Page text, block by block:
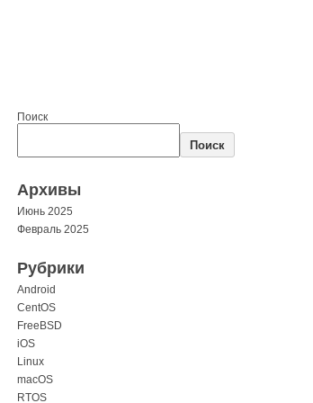
Поиск
Поиск
Архивы
Июнь 2025
Февраль 2025
Рубрики
Android
CentOS
FreeBSD
iOS
Linux
macOS
RTOS